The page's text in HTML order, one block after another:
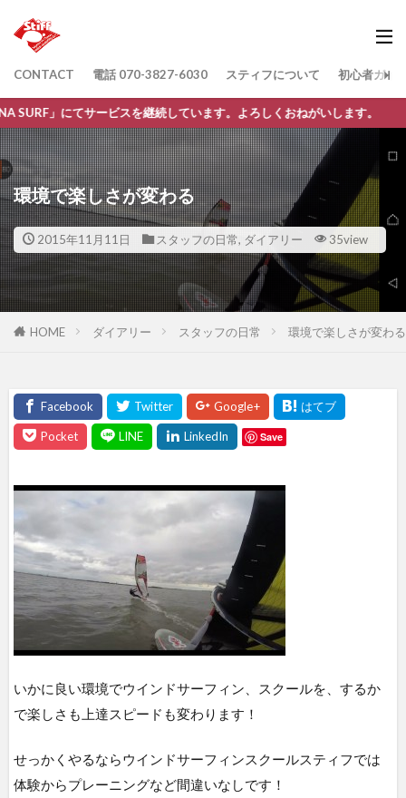
CONTACT 電話 070-3827-6030 スティフについて 初心者ガイ
スを継続しています。よろしくおねがいします。
環境で楽しさが変わる
2015年11月11日 スタッフの日常, ダイアリー 35view
HOME ダイアリー スタッフの日常 環境で楽しさが変わる
Save
いかに良い環境でウインドサーフィン、スクールを、するか
で楽しさも上達スピードも変わります！
せっかくやるならウインドサーフィンスクールスティフでは
体験からプレーニングなど間違いなしです！